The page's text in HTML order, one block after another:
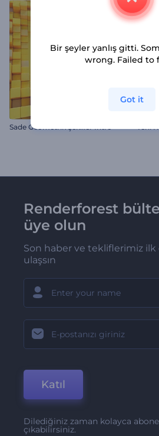
Sade Geometrik Şekiller İntro Yeni
Renderforest
üye olun
Son haber ve tekliflerimiz ilk
ulaşsın
Katıl
Dilediğiniz zaman kolayca
çıkabilirsiniz.
Bir şeyler yanlış gitti.
wrong. Failed to
Got it